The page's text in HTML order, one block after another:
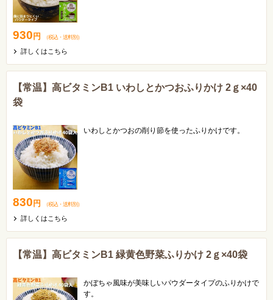
930 円 （税込・ 送料別 ）
詳しくはこちら
【常温】高ビタミンB1 いわしとかつおふりかけ 2ｇ×40
袋
いわしとかつおの削り節を使ったふりかけです。
830 円 （税込・ 送料別 ）
詳しくはこちら
【常温】高ビタミンB1 緑黄色野菜ふりかけ 2ｇ×40袋
かぼちゃ風味が美味しいパウダータイプのふりかけで
す。